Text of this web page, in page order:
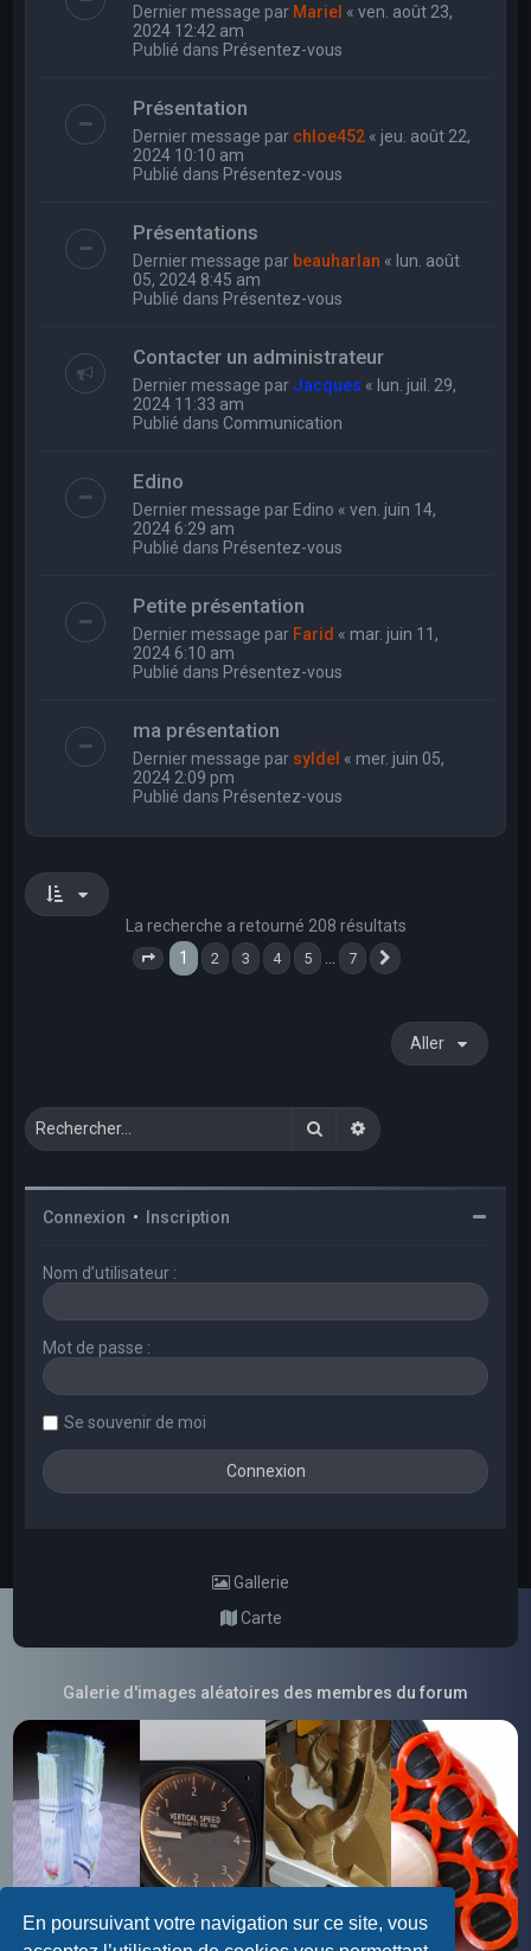
En poursuivant votre navigation sur ce site, vous
Dernier message par Mariel «ven. août 23,
2024 12:42 am
Publié dans Présentez-vous
Présentation
Dernier message par chloe452 « jeu. août 22,
2024 10:10 am
Publié dans Présentez-vous
Présentations
Dernier message par beauharlan « lun. août
05, 2024 8:45 am
Publié dans Présentez-vous
Contacter un administrateur
Dernier message par Jacques « lun. juil. 29,
2024 11:33 am
Publié dans Communication
Edino
Dernier message par Edino «ven. juin 14,
2024 6:29 am
Publié dans Présentez-vous
Petite présentation
Dernier message par Farid « mar. juin 11,
2024 6:10 am
Publié dans Présentez-vous
ma présentation
Dernier message par syldel « mer. juin 05,
2024 2:09 pm
Publié dans Présentez-vous
La recherche a retourné 208 résultats
Page 1 sur
1 2 3 4 5 7
Aller
RechercherRecherche avancée
Connexion • Inscription
Nom d’utilisateur :
Mot de passe :
Se souvenir de moi
Gallerie
Carte
Galerie d'images aléatoires des membres du forum